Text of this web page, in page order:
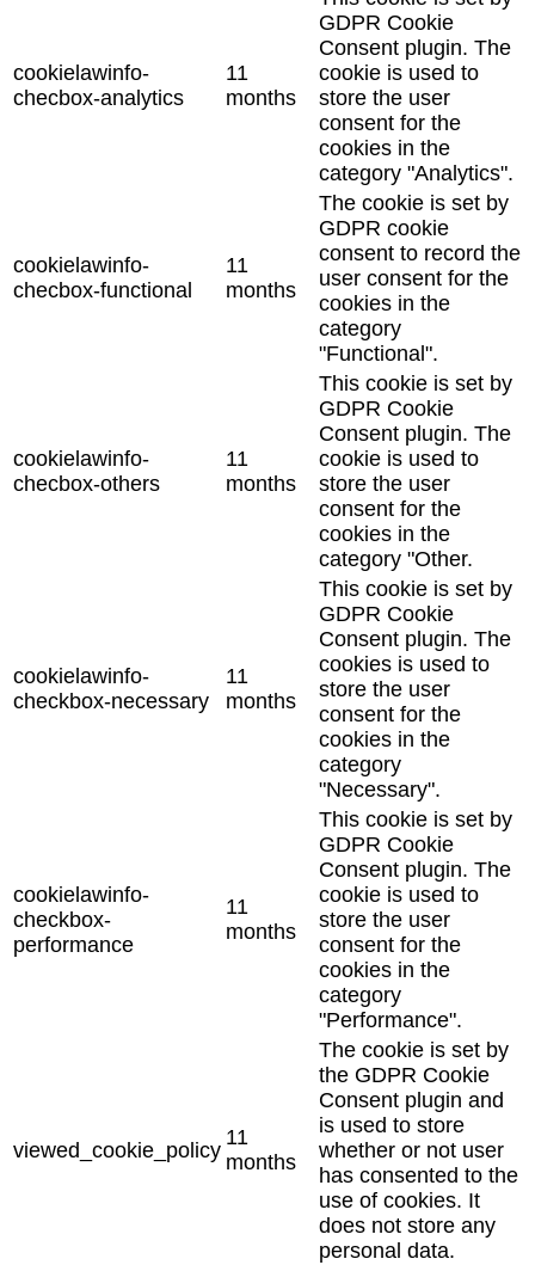
cookielawinfo-
checbox-analytics
11
months
GDPR Cookie
Consent plugin. The
cookie is used to
store the user
consent for the
cookies in the
category "Analytics".
cookielawinfo-
checbox-functional
11
months
The cookie is set by
GDPR cookie
consent to record the
user consent for the
cookies in the
category
"Functional".
cookielawinfo-
checbox-others
11
months
This cookie is set by
GDPR Cookie
Consent plugin. The
cookie is used to
store the user
consent for the
cookies in the
category "Other.
cookielawinfo-
checkbox-necessary
11
months
This cookie is set by
GDPR Cookie
Consent plugin. The
cookies is used to
store the user
consent for the
cookies in the
category
"Necessary".
cookielawinfo-
checkbox-
performance
11
months
This cookie is set by
GDPR Cookie
Consent plugin. The
cookie is used to
store the user
consent for the
cookies in the
category
"Performance".
viewed_cookie_policy
11
months
The cookie is set by
the GDPR Cookie
Consent plugin and
is used to store
whether or not user
has consented to the
use of cookies. It
does not store any
personal data.